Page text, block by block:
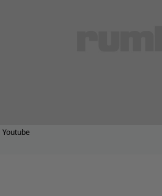
Youtube